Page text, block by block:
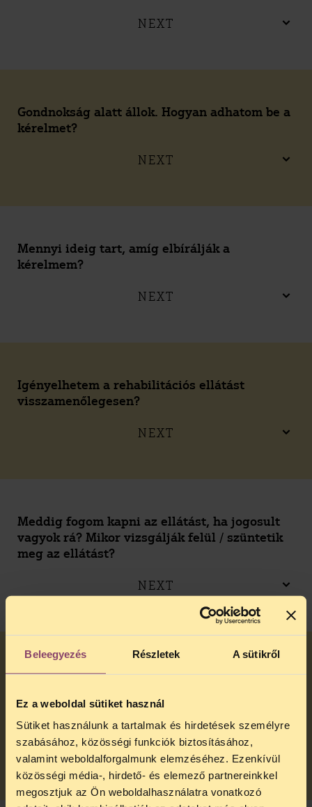
Beleegyezés Részletek A sütikről
Ez a weboldal sütiket használ
Sütiket használunk a tartalmak és hirdetések személyre
szabásához, közösségi funkciók biztosításához,
valamint weboldalforgalmunk elemzéséhez. Ezenkívül
közösségi média-, hirdető- és elemező partnereinkkel
megosztjuk az Ön weboldalhasználatra vonatkozó
NEXT
Gondnokság alatt állok. Hogyan adhatom be a
kérelmet?
NEXT
Mennyi ideig tart, amíg elbírálják a
kérelmem?
NEXT
Igényelhetem a rehabilitációs ellátást
visszamenőlegesen?
NEXT
Meddig fogom kapni az ellátást, ha jogosult
vagyok rá? Mikor vizsgálják felül / szüntetik
meg az ellátást?
NEXT
Mit tehetek, ha kevésnek érzem a
egészségi állapotom? Kérhetem-e a
rehabilitációs ellátás felülvizsgálatát?
NEXT